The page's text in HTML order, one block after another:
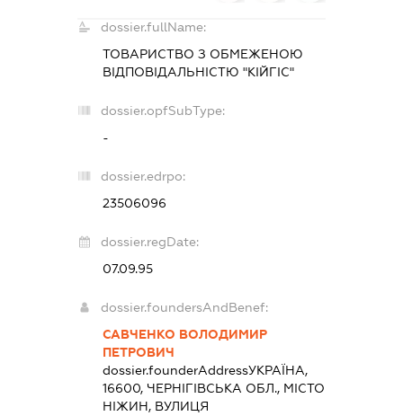
dossier.fullName:
ТОВАРИСТВО З ОБМЕЖЕНОЮ
ВІДПОВІДАЛЬНІСТЮ "КІЙГІС"
dossier.opfSubType:
-
dossier.edrpo:
23506096
dossier.regDate:
07.09.95
dossier.foundersAndBenef:
САВЧЕНКО ВОЛОДИМИР
ПЕТРОВИЧ
dossier.founderAddressУКРАЇНА,
16600, ЧЕРНІГІВСЬКА ОБЛ., МІСТО
НІЖИН, ВУЛИЦЯ